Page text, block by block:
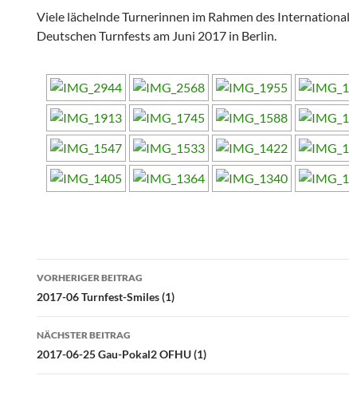
Viele lächelnde Turnerinnen im Rahmen des
Deutschen Turnfests am Juni 2017 in Berlin.
Beitragsnavigation
VORHERIGER BEITRAG
2017-06 Turnfest-Smiles (1)
NÄCHSTER BEITRAG
2017-06-25 Gau-Pokal2 OFHU (1)